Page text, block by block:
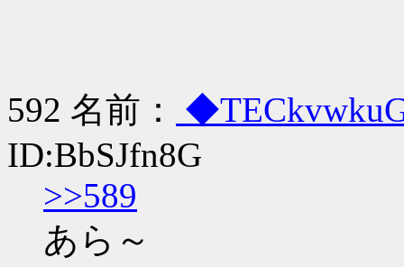
592 名前：
ID:BbSJfn8G
>>589
あら～